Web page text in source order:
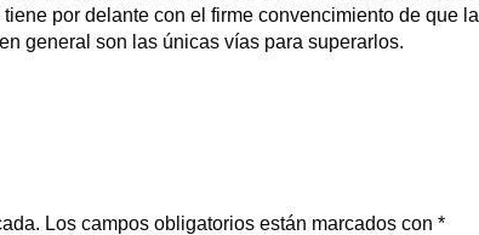
por delante con el firme convencimiento de que la
general son las únicas vías para superarlos.
Los campos obligatorios están marcados con*